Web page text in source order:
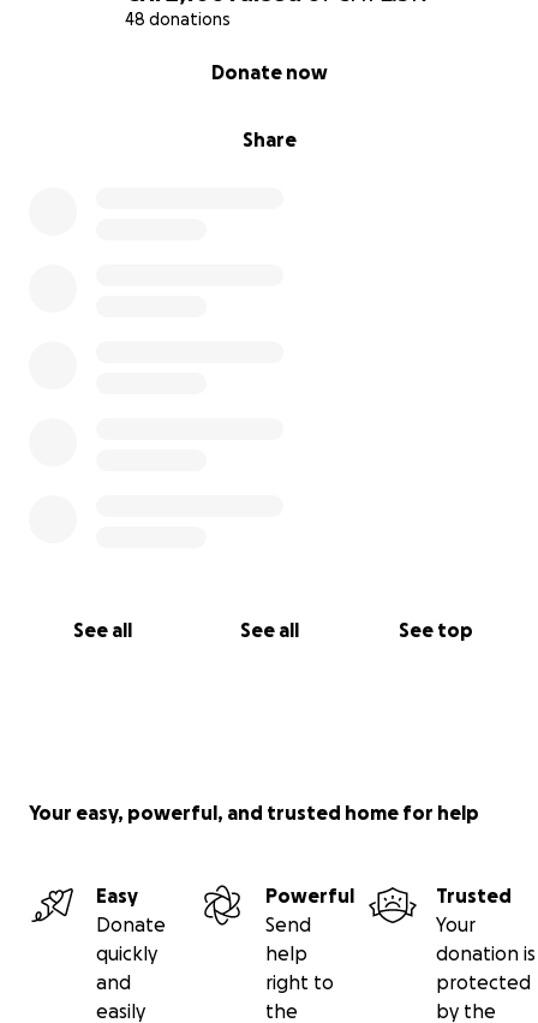
48 donations
Share
Donate now
See all See all See top
Your easy, powerful, and trusted home for help
Easy
Donate
quickly
and
easily
Powerful
Send
help
right to
the
Trusted
Your
donation is
protected
by the